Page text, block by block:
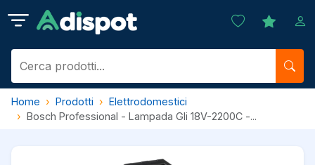
Home Prodotti
Elettrodomestici
Bosch Professional - Lampada Gli 18V-2200C -...